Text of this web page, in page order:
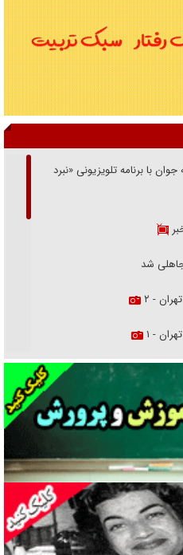
با برنامه تلویزیونی «نبرد
شد
- ۲
- ۱
می‌زد
تا مصباح یزدی